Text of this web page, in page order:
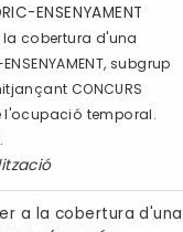
ENSENYAMENT
cobertura d'una
subgrup
CONCURS
l'ocupació temporal.
a la cobertura d'una